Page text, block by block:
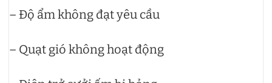
– Độ ẩm không đạt yêu cầu
– Quạt gió không hoạt động